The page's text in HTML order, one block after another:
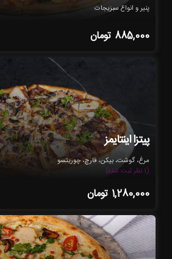
پنیر و انواع سبزیجات
885,000 تومان
پیتزا اینتایمز
مرغ، گوشت، بیکن، قارچ، چوریتسو
(1 نظر ثبت شده)
1,280,000 تومان